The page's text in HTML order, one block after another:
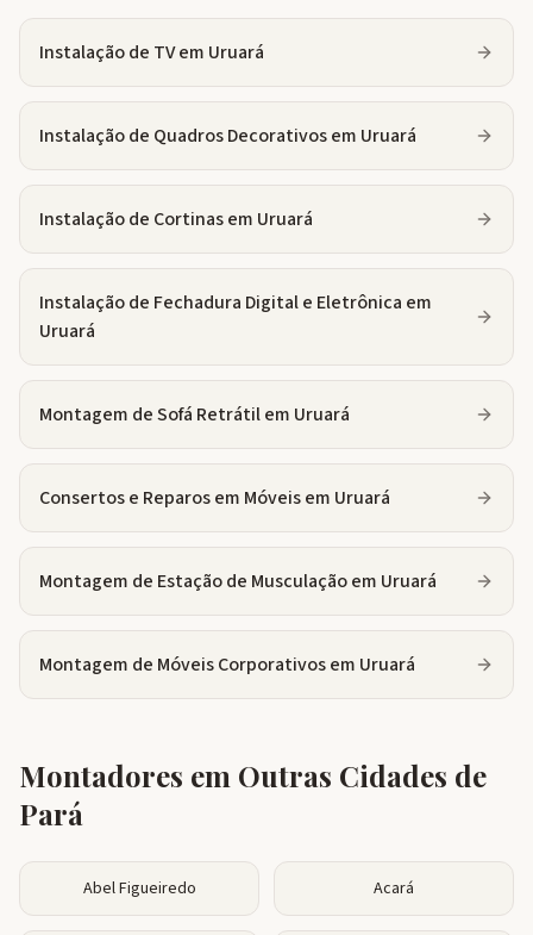
Instalação de TVem Uruará
Instalação de Quadros Decorativosem Uruará
Instalação de Cortinasem Uruará
Instalação de Fechadura Digital e Eletrônica em
Uruará
Montagem de Sofá Retrátilem Uruará
Consertos e Reparos em Móveisem Uruará
Montagem de Estação de Musculaçãoem Uruará
Montagem de Móveis Corporativosem Uruará
Montadores em Outras Cidades de
Pará
Abel Figueiredo Acará